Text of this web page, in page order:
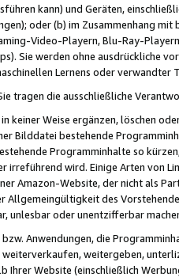
kann) und Geräten,
oder (b) im Zusammenhang
Video-Playern, Blu-Ray-
Sie werden ohne ausdrückliche
Lernens oder
tragen die ausschließliche
keiner Weise ergänzen, löschen
Bilddatei bestehende
Programminhalte so
irreführend wird. Einige Arten von
Amazon-Website, der nicht als
Allgemeingültigkeit des
unlesbar oder unentzifferbar
Anwendungen, die
weitergeben,
Ihrer Website (einschließlich